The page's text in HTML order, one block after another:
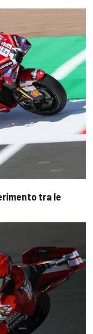
tra le